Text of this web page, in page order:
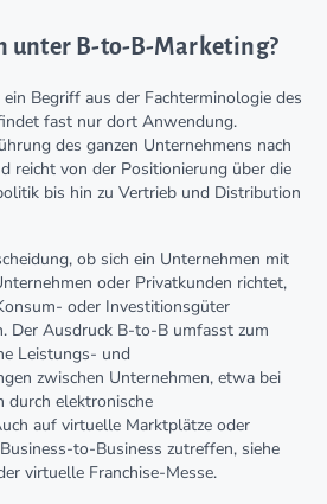
unter B-to-B-Marketing?
Begriff aus der Fachterminologie des
fast nur dort Anwendung.
des ganzen Unternehmens nach
reicht von der Positionierung über die
bis hin zu Vertrieb und Distribution
ob sich ein Unternehmen mit
oder Privatkunden richtet,
oder Investitionsgüter
Der Ausdruck B-to-B umfasst zum
Leistungs- und
zwischen Unternehmen, etwa bei
durch elektronische
auf virtuelle Marktplätze oder
to-Business zutreffen, siehe
virtuelle Franchise-Messe.